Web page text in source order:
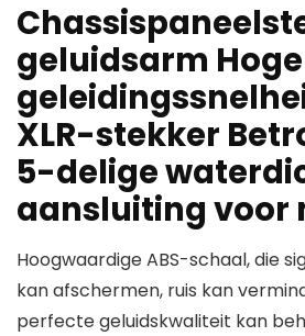
geluidsarm Hoge
XLR-stekker
5-delige
aansluiting voor
Hoogwaardige ABS-schaal, die
kan afschermen, ruis kan
perfecte geluidskwaliteit kan